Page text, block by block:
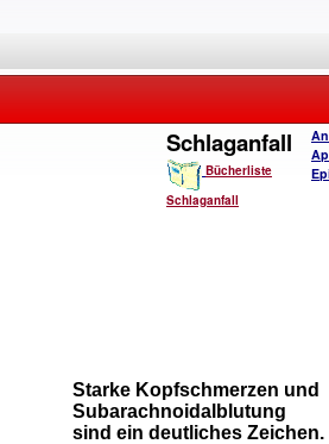
Schlaganfall
Bücherliste
Schlaganfall
Starke Kopfschmerzen und
Subarachnoidalblutung
sind ein deutliches Zeichen.